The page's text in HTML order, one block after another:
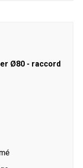
Ø80 - raccord